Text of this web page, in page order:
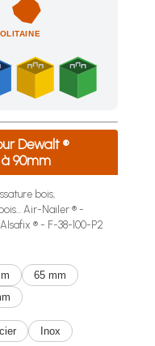
ou de pointes et
Dewalt ®
à 90mm
bois,
Air-Nailer ® -
® - F-38-100-P2
65 mm
Inox